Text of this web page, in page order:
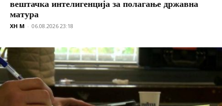
вештачка интелигенција за полагање државна
матура
XH M - 06.08.2026 23:18